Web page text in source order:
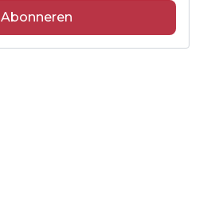
Abonneren